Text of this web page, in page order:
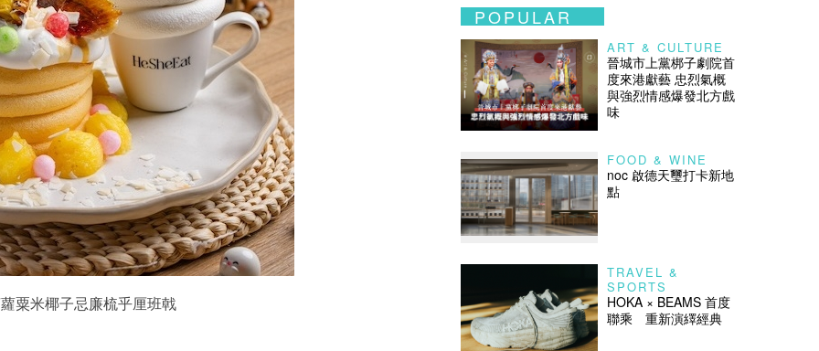
粟米椰子忌廉梳乎厘班戟
POPULAR
ART & CULTURE
晉城市上黨梆子劇院首
度來港獻藝 忠烈氣概
與強烈情感爆發北方戲
味
FOOD & WINE
noc 啟德天璽打卡新地
點
TRAVEL &
SPORTS
HOKA × BEAMS 首度
聯乘 重新演繹經典